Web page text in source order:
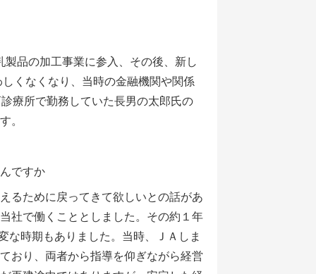
製品の加工事業に参入、その後、新し
くなくなり、当時の金融機関や関係
療所で勤務していた長男の太郎氏の
。
ですか
るために戻ってきて欲しいとの話があ
社で働くこととしました。その約１年
な時期もありました。当時、ＪＡしま
おり、両者から指導を仰ぎながら経営